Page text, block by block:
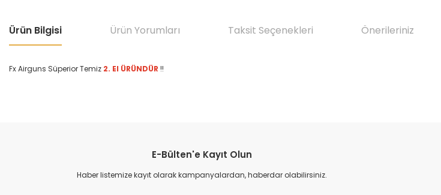
Ürün Bilgisi Ürün Yorumları Taksit Seçenekleri Önerileriniz
Fx Airguns Süperior Temiz 2. El ÜRÜNDÜR !!
Ürün resmi kalitesiz, bozuk veya görüntülenemiyor.
Ürün açıklamasında eksik bilgiler bulunuyor.
E-Bülten'e Kayıt Olun
Haber listemize kayıt olarak kampanyalardan, haberdar olabilirsiniz.